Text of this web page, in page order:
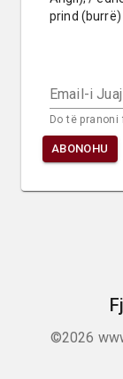
prind
Email-i Juaj
Do të
ABONOHU
©2026